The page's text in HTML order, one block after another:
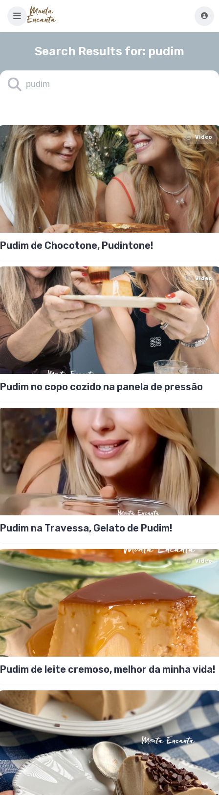
Search Results for: pudim
Video
Pudim de Chocotone, Pudintone!
Video
Pudim no copo cozido na panela de pressão
Pudim na Travessa, Gelato de Pudim!
Video
Pudim de leite cremoso, melhor da minha vida!